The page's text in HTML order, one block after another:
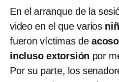
En el arranque de la
video en el que varios
fueron víctimas de
incluso extorsión por
Por su parte, los